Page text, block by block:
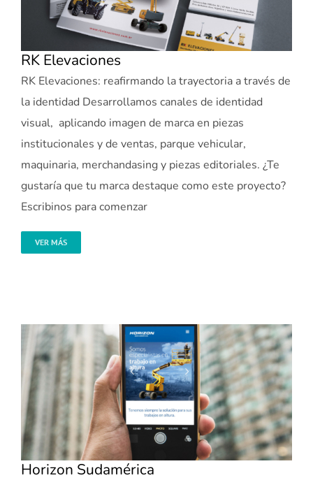
RK Elevaciones
RK Elevaciones: reafirmando la trayectoria a través de
la identidad Desarrollamos canales de identidad
visual, aplicando imagen de marca en piezas
institucionales y de ventas, parque vehicular,
maquinaria, merchandasing y piezas editoriales. ¿Te
gustaría que tu marca destaque como este proyecto?
Escribinos para comenzar
VER MÁS
Horizon Sudamérica